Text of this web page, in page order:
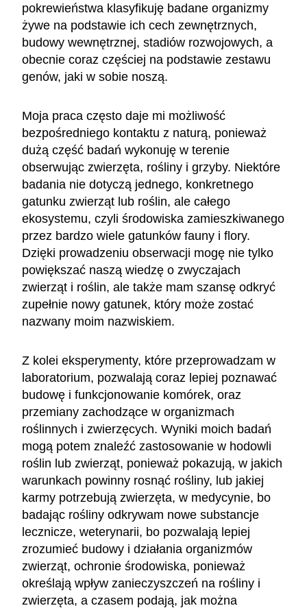
pokrewieństwa klasyfikuję badane organizmy
żywe na podstawie ich cech zewnętrznych,
budowy wewnętrznej, stadiów rozwojowych, a
obecnie coraz częściej na podstawie zestawu
genów, jaki w sobie noszą.
Moja praca często daje mi możliwość
bezpośredniego kontaktu z naturą, ponieważ
dużą część badań wykonuję w terenie
obserwując zwierzęta, rośliny i grzyby. Niektóre
badania nie dotyczą jednego, konkretnego
gatunku zwierząt lub roślin, ale całego
ekosystemu, czyli środowiska zamieszkiwanego
przez bardzo wiele gatunków fauny i flory.
Dzięki prowadzeniu obserwacji mogę nie tylko
powiększać naszą wiedzę o zwyczajach
zwierząt i roślin, ale także mam szansę odkryć
zupełnie nowy gatunek, który może zostać
nazwany moim nazwiskiem.
Z kolei eksperymenty, które przeprowadzam w
laboratorium, pozwalają coraz lepiej poznawać
budowę i funkcjonowanie komórek, oraz
przemiany zachodzące w organizmach
roślinnych i zwierzęcych. Wyniki moich badań
mogą potem znaleźć zastosowanie w hodowli
roślin lub zwierząt, ponieważ pokazują, w jakich
warunkach powinny rosnąć rośliny, lub jakiej
karmy potrzebują zwierzęta, w medycynie, bo
badając rośliny odkrywam nowe substancje
lecznicze, weterynarii, bo pozwalają lepiej
zrozumieć budowy i działania organizmów
zwierząt, ochronie środowiska, ponieważ
określają wpływ zanieczyszczeń na rośliny i
zwierzęta, a czasem podają, jak można